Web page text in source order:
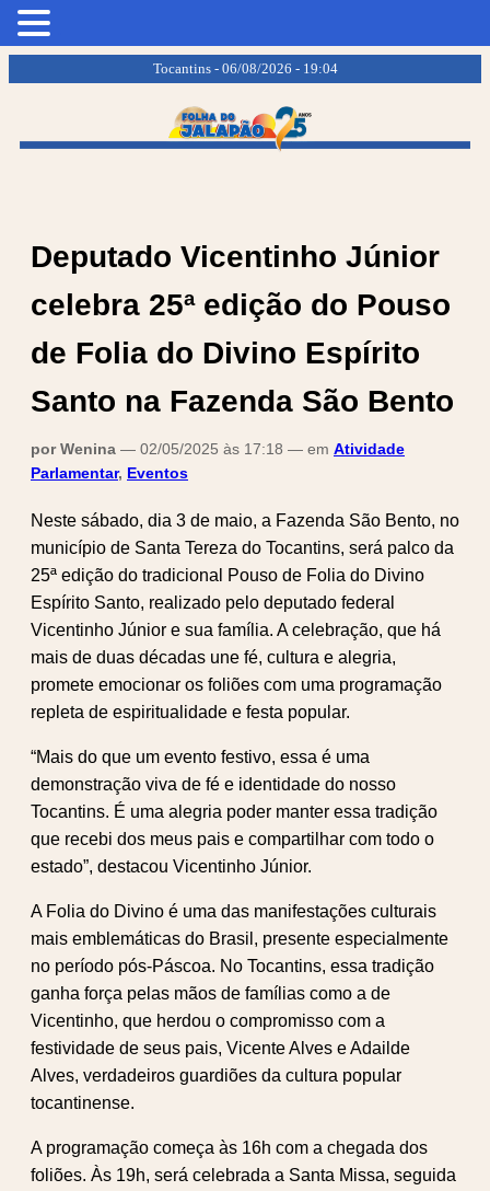
Tocantins - 06/08/2026 - 19:04
Deputado Vicentinho Júnior
celebra 25ª edição do Pouso
de Folia do Divino Espírito
Santo na Fazenda São Bento
por Wenina — 02/05/2025 às 17:18 — em Atividade
Parlamentar, Eventos
Neste sábado, dia 3 de maio, a Fazenda São Bento, no
município de Santa Tereza do Tocantins, será palco da
25ª edição do tradicional Pouso de Folia do Divino
Espírito Santo, realizado pelo deputado federal
Vicentinho Júnior e sua família. A celebração, que há
mais de duas décadas une fé, cultura e alegria,
promete emocionar os foliões com uma programação
repleta de espiritualidade e festa popular.
“Mais do que um evento festivo, essa é uma
demonstração viva de fé e identidade do nosso
Tocantins. É uma alegria poder manter essa tradição
que recebi dos meus pais e compartilhar com todo o
estado”, destacou Vicentinho Júnior.
A Folia do Divino é uma das manifestações culturais
mais emblemáticas do Brasil, presente especialmente
no período pós-Páscoa. No Tocantins, essa tradição
ganha força pelas mãos de famílias como a de
Vicentinho, que herdou o compromisso com a
festividade de seus pais, Vicente Alves e Adailde
Alves, verdadeiros guardiões da cultura popular
tocantinense.
A programação começa às 16h com a chegada dos
foliões. Às 19h, será celebrada a Santa Missa, seguida